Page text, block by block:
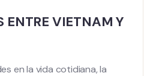
ENTRE VIETNAM Y
en la vida cotidiana, la